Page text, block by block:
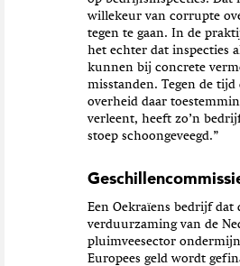
willekeur van corrupte
tegen te gaan. In de
het echter dat inspecties
kunnen bij concrete
misstanden. Tegen de tijd
overheid daar
verleent, heeft zo’n
stoep schoongeveegd.”
Een Oekraïens bedrijf dat
verduurzaming van de
pluimveesector
Europees geld wordt